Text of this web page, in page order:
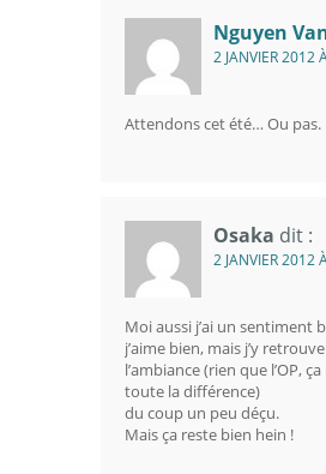
Nguyen
2 JANVIER 2012
Attendons cet été… Ou pas.
Osaka dit :
2 JANVIER 2012
Moi aussi j’ai un sentiment
j’aime bien, mais j’y
l’ambiance (rien que l’OP,
toute la différence)
du coup un peu déçu.
Mais ça reste bien hein !